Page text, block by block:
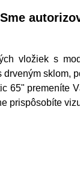
Sme
vložiek s
sklom,
65" premeníte
prispôsobíte